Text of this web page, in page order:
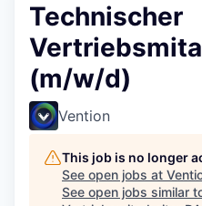
Technischer
(m/w/d)
Vention
This job is no longer
See open jobs at
See open jobs similar